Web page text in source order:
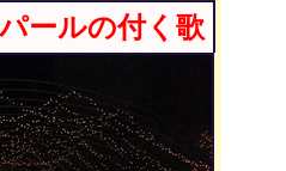
ールの付く歌